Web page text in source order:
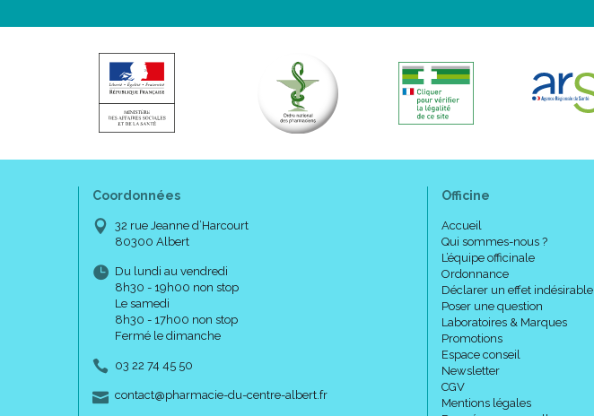
Coordonnées
32 rue Jeanne d’Harcourt
80300 Albert
Du lundi au vendredi
8h30 - 19h00 non stop
Le samedi
8h30 - 17h00 non stop
Fermé le dimanche
03 22 74 45 50
contact-
@-
pharmacie-du-centre-albert.fr
Officine
Accueil
Qui sommes-nous ?
L’équipe officinale
Ordonnance
Déclarer un effet indésirable
Poser une question
Laboratoires & Marques
Promotions
Espace conseil
Newsletter
CGV
Mentions légales